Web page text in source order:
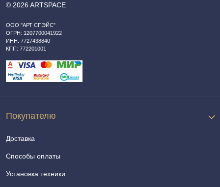
© 2026 ARTSPACE
ООО "АРТ СПЭЙС"
ОГРН: 1207700041922
ИНН: 7727438840
КПП: 772201001
Покупателю
Доставка
Способы оплаты
Установка техники